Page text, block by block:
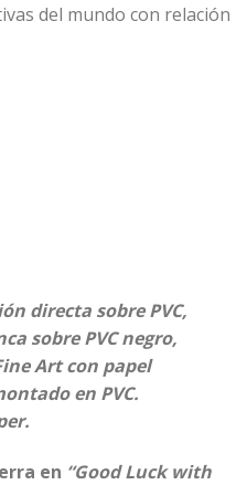
del mundo con relación
directa sobre PVC,
sobre PVC negro,
Art con papel
en PVC.
en “Good Luck with